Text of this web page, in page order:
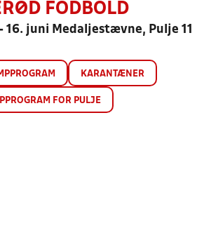
FODBOLD
16. juni Medaljestævne, Pulje 11
KARANTÆNER
FOR PULJE